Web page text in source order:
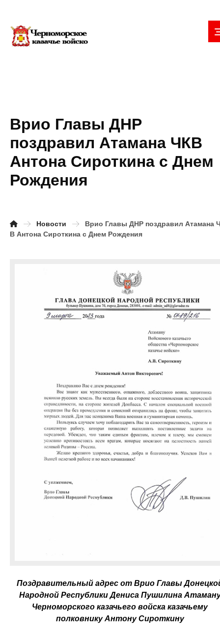
Врио Главы ДНР
поздравил Атамана ЧКВ
Антона Сироткина с Днем
Рождения
Новости
Врио Главы ДНР поздравил Атамана
В Антона Сироткина с Днем Рождения
Поздравительный адрес от Врио Главы
Народной Республики Дениса Пушилина
Черноморского казачьего войска казачьему
полковнику Антону Сироткину